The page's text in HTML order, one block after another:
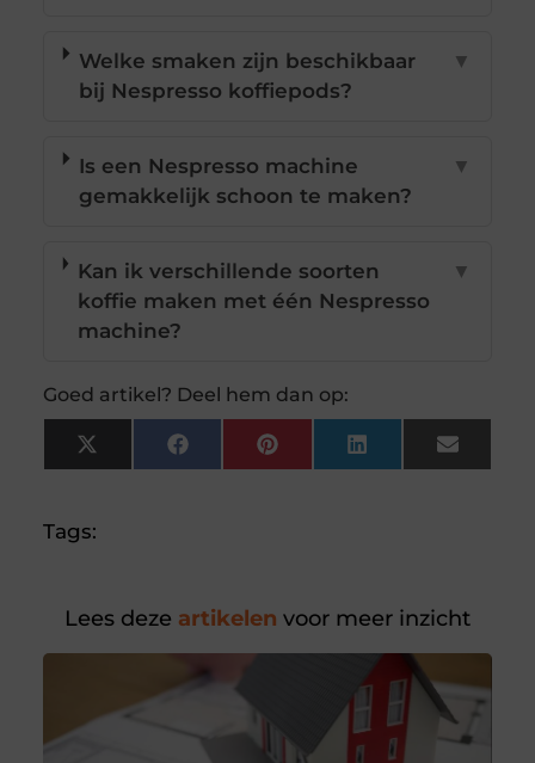
Welke smaken zijn beschikbaar
bij Nespresso koffiepods?
▼
Is een Nespresso machine
gemakkelijk schoon te maken?
▼
Kan ik verschillende soorten
koffie maken met één Nespresso
machine?
▼
Goed artikel? Deel hem dan op:
X
(Twitter)
FacebookPinterestLinkedInEmail
Tags:
Lees deze artikelen voor meer inzicht